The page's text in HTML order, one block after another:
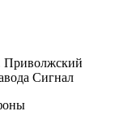
Приволжский
Сигнал